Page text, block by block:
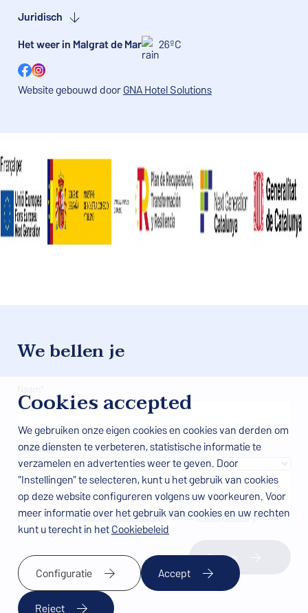
Juridisch
Het weer in Malgrat de Mar
26ºC
Facebook
Instagram
Website gebouwd doorGNA Hotel Solutions
We bellen je
Telefoon
Ik heb dealgemene voorwaardenen hetprivacybeleidgelezen
en ga hiermee akkoord.
Sturen
Cookies accepted
We gebruiken onze eigen cookies en cookies van derden om
onze diensten te verbeteren, statistische informatie te
verzamelen en advertenties weer te geven. Door
"Instellingen" te selecteren, kunt u het gebruik van cookies
op deze website configureren volgens uw voorkeuren. Voor
meer informatie over het gebruik van cookies en uw rechten
kunt u terecht in hetCookiebeleid
Configuratie
Accept
Reject